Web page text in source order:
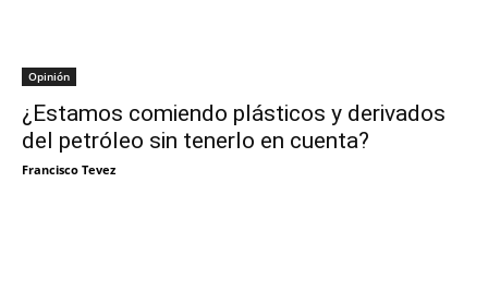
Opinión
¿Estamos comiendo plásticos y derivados
del petróleo sin tenerlo en cuenta?
Francisco Tevez